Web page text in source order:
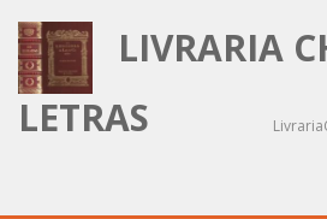
LIVRARIA
LETRAS